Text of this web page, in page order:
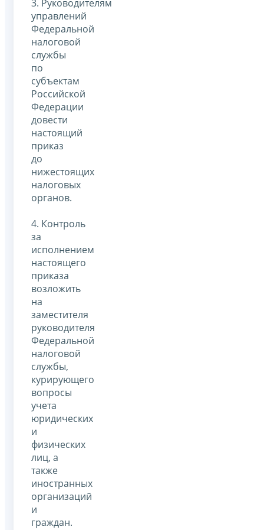
3. Руководителям
управлений
Федеральной
налоговой
службы
по
субъектам
Российской
Федерации
довести
настоящий
приказ
до
нижестоящих
налоговых
органов.
4. Контроль
за
исполнением
настоящего
приказа
возложить
на
заместителя
руководителя
Федеральной
налоговой
службы,
курирующего
вопросы
учета
юридических
и
физических
лиц, а
также
иностранных
организаций
и
граждан.